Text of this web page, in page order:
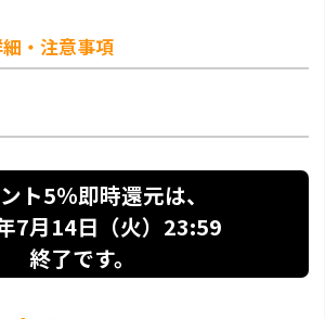
・注意事項
ト5％即時還元は、
7月14日（火）23:59
終了です。